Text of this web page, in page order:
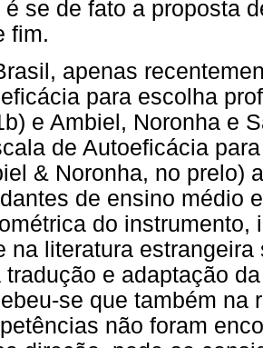
é se de fato a proposta
fim.
apenas
para escolha
e Ambiel, Noronha e
de Autoeficácia
& Noronha, no prelo)
de ensino médio
do instrumento,
na literatura
tradução e adaptação
se que também na
não foram